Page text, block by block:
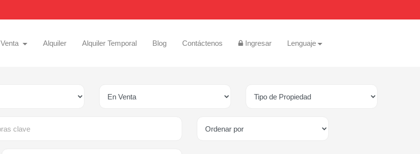
Venta Alquiler Alquiler Temporal Blog Contáctenos Ingresar Lenguaje